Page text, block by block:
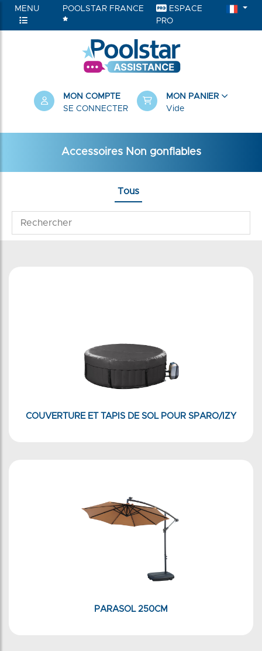
MENU POOLSTAR FRANCE
ESPACE
PRO
MON COMPTE
SE CONNECTER
MON PANIER
Vide
Accessoires Non gonflables
Tous
COUVERTURE ET TAPIS DE SOL POUR SPARO/IZY
PARASOL 250CM